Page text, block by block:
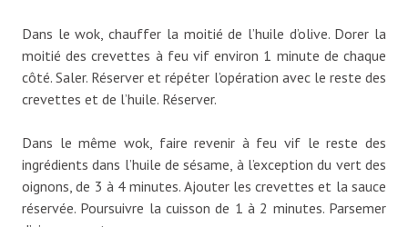
Dans le wok, chauffer la moitié de l’huile d’olive. Dorer la
moitié des crevettes à feu vif environ 1 minute de chaque
côté. Saler. Réserver et répéter l’opération avec le reste des
crevettes et de l’huile. Réserver.
Dans le même wok, faire revenir à feu vif le reste des
ingrédients dans l’huile de sésame, à l’exception du vert des
oignons, de 3 à 4 minutes. Ajouter les crevettes et la sauce
réservée. Poursuivre la cuisson de 1 à 2 minutes. Parsemer